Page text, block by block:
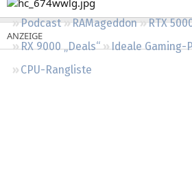
Podcast RAMageddon
RTX
RX 9000 „Deals“
Ideale Gaming-
CPU-Rangliste